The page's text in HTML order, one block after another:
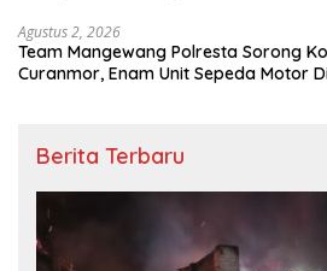
Agustus 2, 2026
Team Mangewang Polresta Sorong
Curanmor, Enam Unit Sepeda Motor
Berita Terbaru